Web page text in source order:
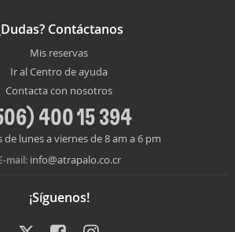
Contáctanos
Mis reservas
Ir al Centro de ayuda
Contacta con nosotros
400 15 394
de lunes a viernes de 8 am a 6 pm
mail: info@atrapalo.co.cr
¡Síguenos!